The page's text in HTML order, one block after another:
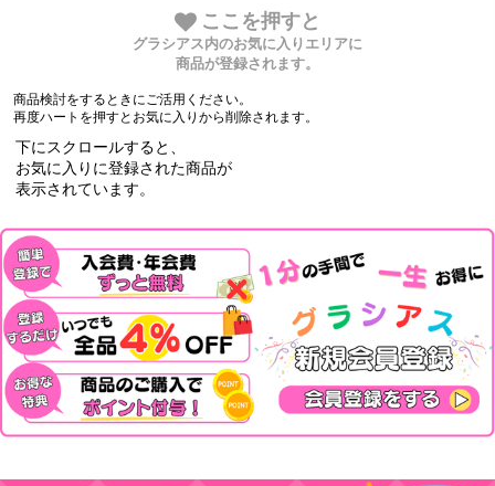
ここを押すと
グラシアス内のお気に入りエリアに
商品が登録されます。
商品検討をするときにご活用ください。
再度ハートを押すとお気に入りから削除されます。
下にスクロールすると、
お気に入りに登録された商品が
表示されています。